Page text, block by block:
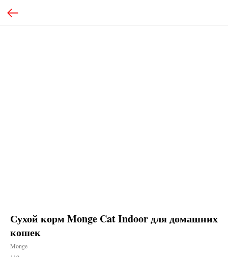
Сухой корм Monge Cat Indoor для домашних
кошек
Monge